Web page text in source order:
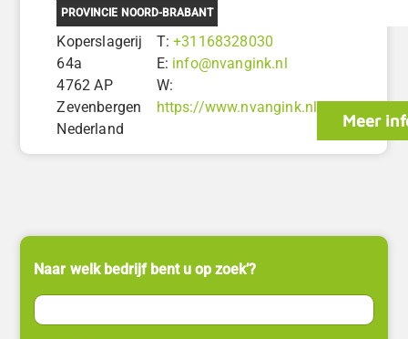
PROVINCIE NOORD-BRABANT
Koperslagerij
64a
4762 AP
Zevenbergen
Nederland
T:+31168328030
E: info@nvangink.nl
W:
https://www.nvangink.nl
Meer
Naar welk bedrijf bent u op zoek’?